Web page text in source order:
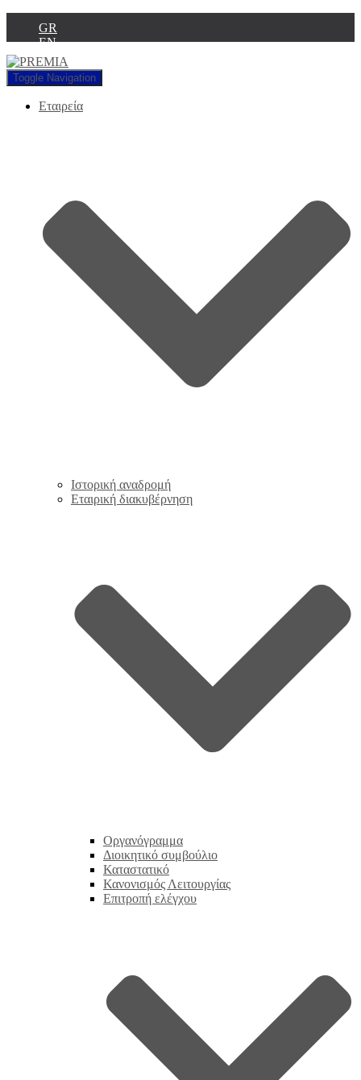
GR
EN
Toggle Navigation
Εταιρεία
Ιστορική αναδρομή
Εταιρική διακυβέρνηση
Οργανόγραμμα
Διοικητικό συμβούλιο
Καταστατικό
Κανονισμός Λειτουργίας
Επιτροπή ελέγχου